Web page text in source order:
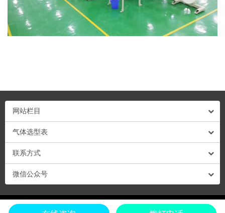
网站栏目
气体选型表
联系方式
微信公众号
粤ICP备13009878号-1 粤公网安备44030702001695号 © Copyright 2018 深圳市深